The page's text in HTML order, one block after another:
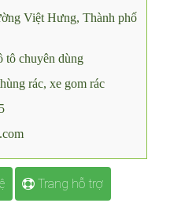
Việt Hưng, Thành phố
tô chuyên dùng
rác, xe gom rác
Trang hỗ trợ